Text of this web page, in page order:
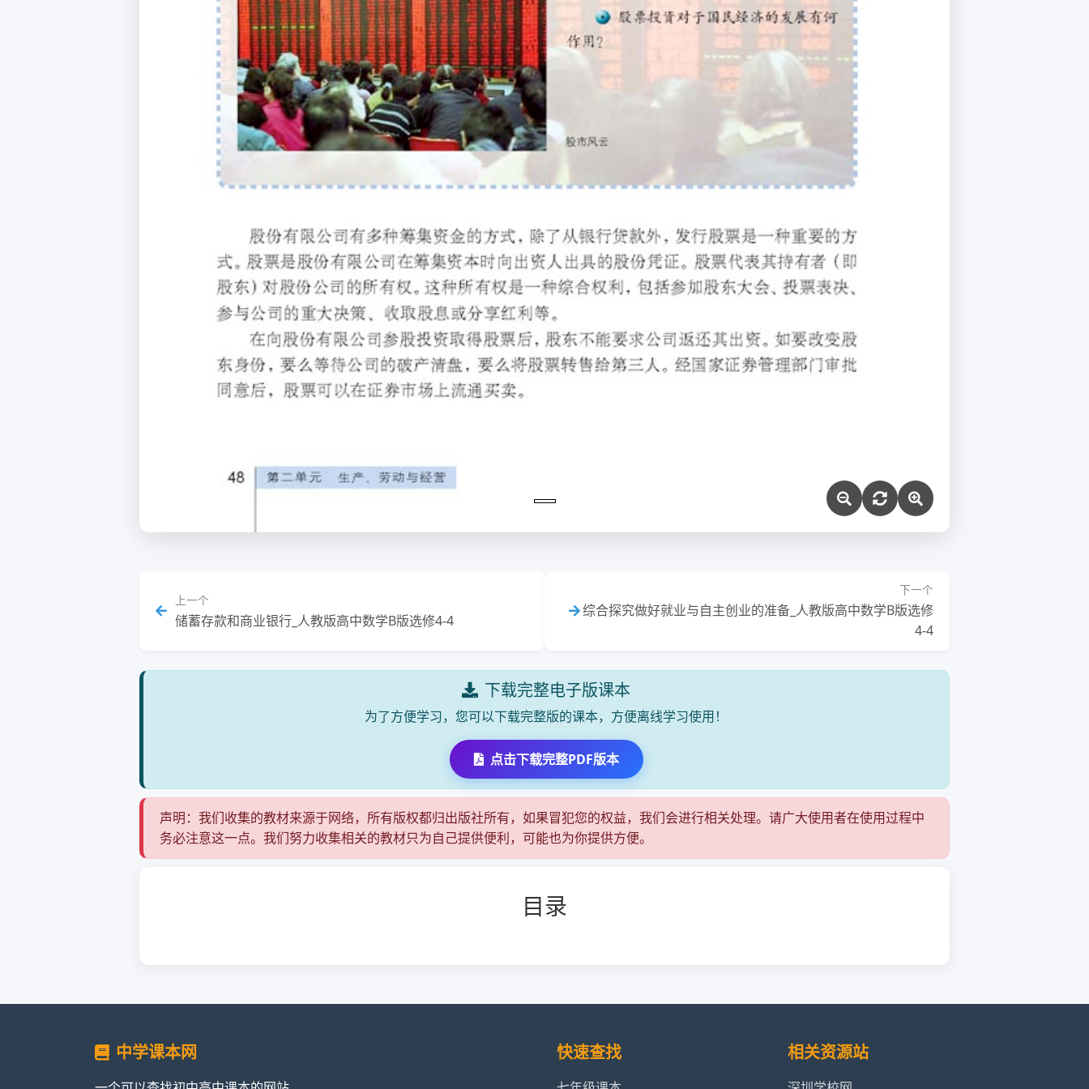
上一个
储蓄存款和商业银行_人教版高中数学B版选修4-4
下一个
综合探究做好就业与自主创业的准备_人教版高中数学B版选修
4-4
下载完整电子版课本
为了方便学习，您可以下载完整版的课本，方便离线学习使用！
点击下载完整PDF版本
声明：我们收集的教材来源于网络，所有版权都归出版社所有，如果冒犯您的权益，我们会进行相关处理。请广大使用者在使用过程中
务必注意这一点。我们努力收集相关的教材只为自己提供便利，可能也为你提供方便。
目录
中学课本网 快速查找 相关资源站